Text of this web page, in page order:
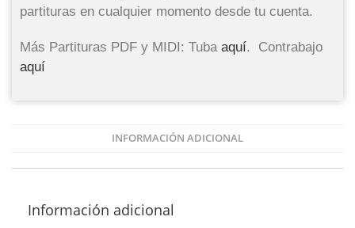
partituras en cualquier momento desde tu cuenta.
Más Partituras PDF y MIDI: Tuba aquí. Contrabajo
aquí
INFORMACIÓN ADICIONAL
Información adicional